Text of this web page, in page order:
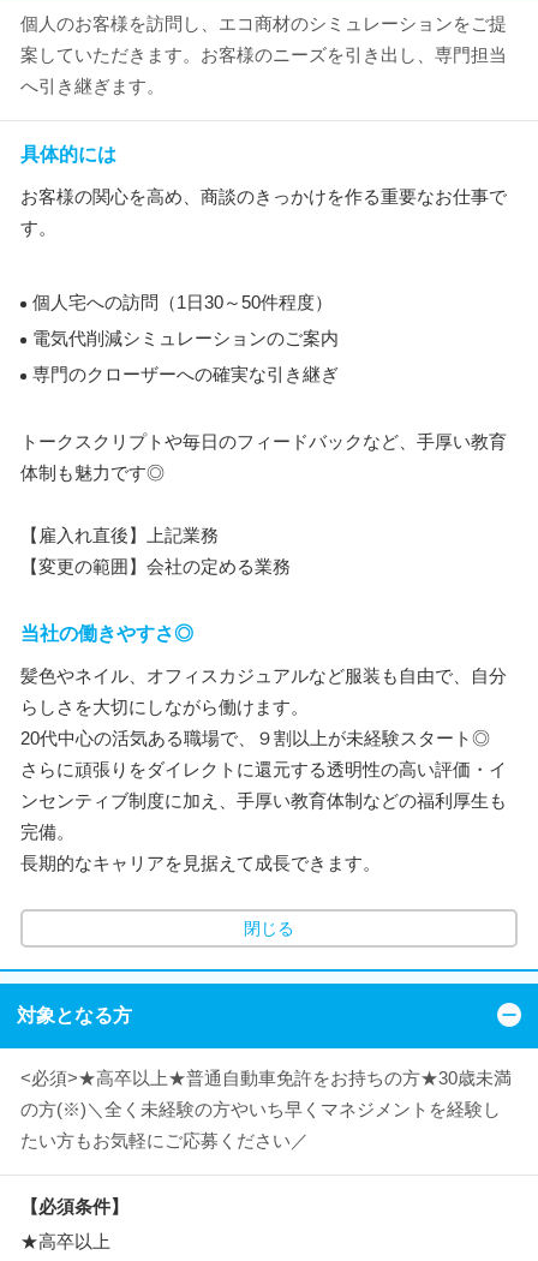
個人のお客様を訪問し、エコ商材のシミュレーションをご提
案していただきます。お客様のニーズを引き出し、専門担当
へ引き継ぎます。
具体的には
お客様の関心を高め、商談のきっかけを作る重要なお仕事で
す。
個人宅への訪問（1日30～50件程度）
電気代削減シミュレーションのご案内
専門のクローザーへの確実な引き継ぎ
トークスクリプトや毎日のフィードバックなど、手厚い教育
体制も魅力です◎
【雇入れ直後】上記業務
【変更の範囲】会社の定める業務
当社の働きやすさ◎
髪色やネイル、オフィスカジュアルなど服装も自由で、自分
らしさを大切にしながら働けます。
20代中心の活気ある職場で、９割以上が未経験スタート◎
さらに頑張りをダイレクトに還元する透明性の高い評価・イ
ンセンティブ制度に加え、手厚い教育体制などの福利厚生も
完備。
長期的なキャリアを見据えて成長できます。
閉じる
対象となる方
<必須>★高卒以上★普通自動車免許をお持ちの方★30歳未満
の方(※)＼全く未経験の方やいち早くマネジメントを経験し
たい方もお気軽にご応募ください／
【必須条件】
★高卒以上